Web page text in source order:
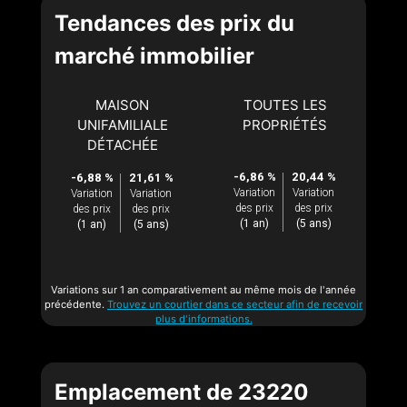
Tendances des prix du
marché immobilier
MAISON
UNIFAMILIALE
DÉTACHÉE
-6,88 %
Variation
des prix
(1 an)
21,61 %
Variation
des prix
(5 ans)
TOUTES LES
PROPRIÉTÉS
-6,86 %
Variation
des prix
(1 an)
20,44 %
Variation
des prix
(5 ans)
Variations sur 1 an comparativement au même mois de l'année
précédente. Trouvez un courtier dans ce secteur afin de recevoir
plus d'informations.
Emplacement de 23220